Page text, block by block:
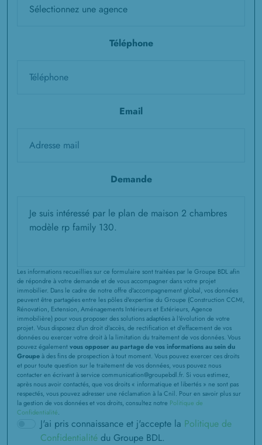
Téléphone
Email
Demande
Les informations recueillies sur ce formulaire sont traitées par le Groupe BDL afin
de répondre à votre demande et de vous accompagner dans votre projet
immobilier. Dans le cadre de notre offre d'accompagnement global, vos données
peuvent être partagées entre les pôles d'expertise du Groupe (Construction CCMI,
Rénovation, Extension, Aménagements Intérieurs et Extérieurs, Agence
immobilière) pour vous proposer des solutions adaptées à l'évolution de votre
projet. Vous disposez d'un droit d'accès, de rectification et d'effacement de vos
données ou exercer votre droit à la limitation du traitement de vos données. Vous
pouvez égalementvous opposer au partage de vos informations au sein du
Groupeà des fins de prospection à tout moment. Vous pouvez exercer ces droits
et pour toute question sur le traitement de vos données, vous pouvez nous
contacter en écrivant à service communication@groupebdl.fr. Si vous estimez,
après nous avoir contactés, que vos droits « informatique et libertés » ne sont pas
respectés, vous pouvez adresser une réclamation à la Cnil. Pour en savoir plus sur
la gestion de vos données et vos droits, consultez notre Politique de
Confidentialité.
J'ai pris connaissance et j'accepte la Politique de
Confidentialité du Groupe BDL.